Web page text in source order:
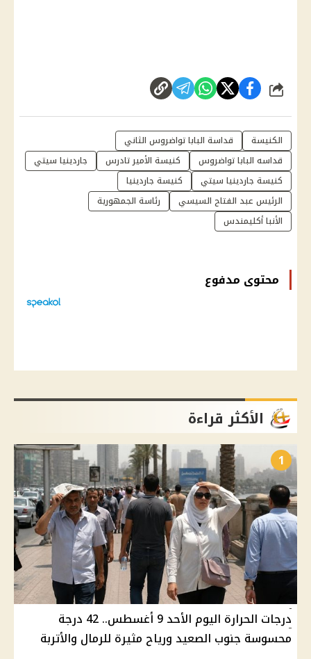
شارك
الكنيسة
قداسة البابا تواضروس الثاني
قداسه البابا تواضروس
كنيسة الأمير تادرس
جاردينيا سيتي
كنيسة جاردينيا سيتي
كنيسة جاردينيا
الرئيس عبد الفتاح السيسي
رئاسة الجمهورية
الأنبا أكليمندس
محتوى مدفوع
الأكثر قراءة
1
درجات الحرارة اليوم الأحد 9 أغسطس.. 42 درجة
محسوسة جنوب الصعيد ورياح مثيرة للرمال والأتربة